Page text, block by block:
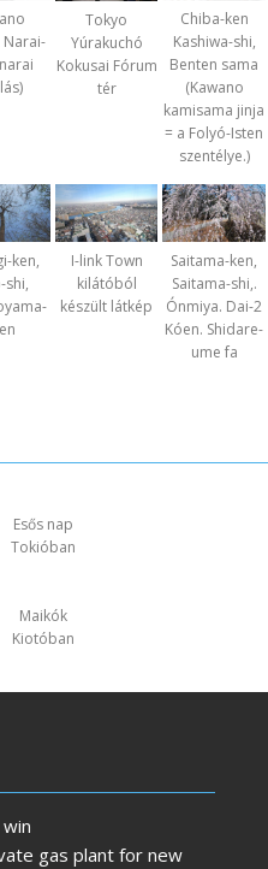
Narai-
Tokyo
Yúrakuchó
Kokusai Fórum
tér
Chiba-ken
Kashiwa-shi,
Benten sama
(Kawano
kamisama jinja
= a Folyó-Isten
szentélye.)
ken,
shi,
I-link Town
kilátóból
készült látkép
Saitama-ken,
Saitama-shi,.
Ónmiya. Dai-2
Kóen. Shidare-
ume fa
Esős nap
Tokióban
Maikók
Kiotóban
gas plant for new